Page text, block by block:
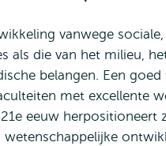
vanwege
die van het milieu,
belangen. Een
met excellente
eeuw